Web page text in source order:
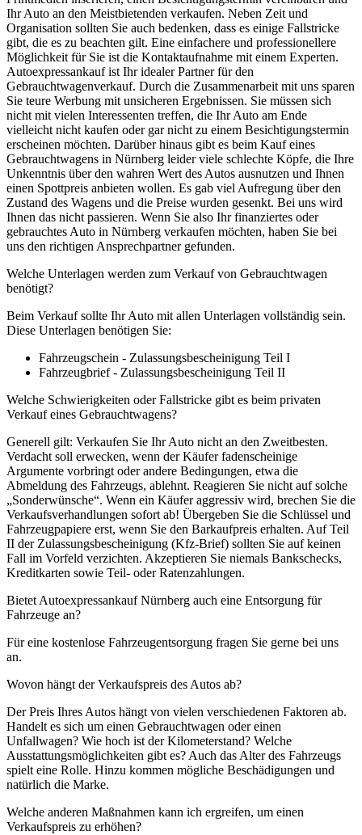
Ihr Auto an den Meistbietenden verkaufen. Neben Zeit und
Organisation sollten Sie auch bedenken, dass es einige Fallstricke
gibt, die es zu beachten gilt. Eine einfachere und professionellere
Möglichkeit für Sie ist die Kontaktaufnahme mit einem Experten.
Autoexpressankauf ist Ihr idealer Partner für den
Gebrauchtwagenverkauf. Durch die Zusammenarbeit mit uns sparen
Sie teure Werbung mit unsicheren Ergebnissen. Sie müssen sich
nicht mit vielen Interessenten treffen, die Ihr Auto am Ende
vielleicht nicht kaufen oder gar nicht zu einem Besichtigungstermin
erscheinen möchten. Darüber hinaus gibt es beim Kauf eines
Gebrauchtwagens in Nürnberg leider viele schlechte Köpfe, die Ihre
Unkenntnis über den wahren Wert des Autos ausnutzen und Ihnen
einen Spottpreis anbieten wollen. Es gab viel Aufregung über den
Zustand des Wagens und die Preise wurden gesenkt. Bei uns wird
Ihnen das nicht passieren. Wenn Sie also Ihr finanziertes oder
gebrauchtes Auto in Nürnberg verkaufen möchten, haben Sie bei
uns den richtigen Ansprechpartner gefunden.
Welche Unterlagen werden zum Verkauf von Gebrauchtwagen
benötigt?
Beim Verkauf sollte Ihr Auto mit allen Unterlagen vollständig sein.
Diese Unterlagen benötigen Sie:
Fahrzeugschein - Zulassungsbescheinigung Teil I
Fahrzeugbrief - Zulassungsbescheinigung Teil II
Welche Schwierigkeiten oder Fallstricke gibt es beim privaten
Verkauf eines Gebrauchtwagens?
Generell gilt: Verkaufen Sie Ihr Auto nicht an den Zweitbesten.
Verdacht soll erwecken, wenn der Käufer fadenscheinige
Argumente vorbringt oder andere Bedingungen, etwa die
Abmeldung des Fahrzeugs, ablehnt. Reagieren Sie nicht auf solche
„Sonderwünsche“. Wenn ein Käufer aggressiv wird, brechen Sie die
Verkaufsverhandlungen sofort ab! Übergeben Sie die Schlüssel und
Fahrzeugpapiere erst, wenn Sie den Barkaufpreis erhalten. Auf Teil
II der Zulassungsbescheinigung (Kfz-Brief) sollten Sie auf keinen
Fall im Vorfeld verzichten. Akzeptieren Sie niemals Bankschecks,
Kreditkarten sowie Teil- oder Ratenzahlungen.
Bietet Autoexpressankauf Nürnberg auch eine Entsorgung für
Fahrzeuge an?
Für eine kostenlose Fahrzeugentsorgung fragen Sie gerne bei uns
an.
Wovon hängt der Verkaufspreis des Autos ab?
Der Preis Ihres Autos hängt von vielen verschiedenen Faktoren ab.
Handelt es sich um einen Gebrauchtwagen oder einen
Unfallwagen? Wie hoch ist der Kilometerstand? Welche
Ausstattungsmöglichkeiten gibt es? Auch das Alter des Fahrzeugs
spielt eine Rolle. Hinzu kommen mögliche Beschädigungen und
natürlich die Marke.
Welche anderen Maßnahmen kann ich ergreifen, um einen
Verkaufspreis zu erhöhen?